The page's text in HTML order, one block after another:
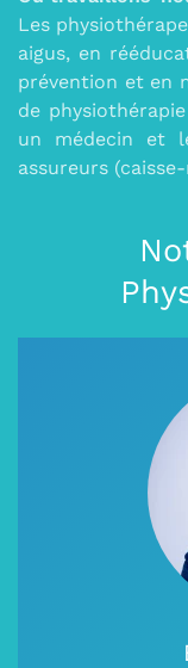
Les
aigus, en
prévention et en
de
un médecin et
assureurs